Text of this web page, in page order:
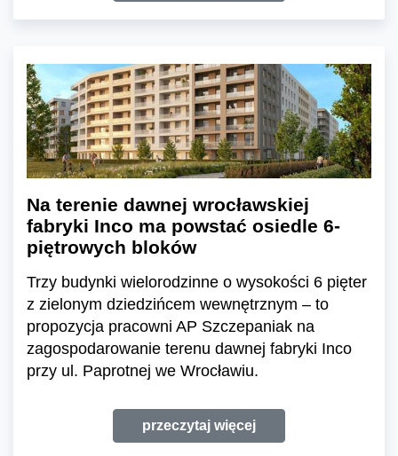
Na terenie dawnej wrocławskiej
fabryki Inco ma powstać osiedle 6-
piętrowych bloków
Trzy budynki wielorodzinne o wysokości 6 pięter
z zielonym dziedzińcem wewnętrznym – to
propozycja pracowni AP Szczepaniak na
zagospodarowanie terenu dawnej fabryki Inco
przy ul. Paprotnej we Wrocławiu.
przeczytaj więcej